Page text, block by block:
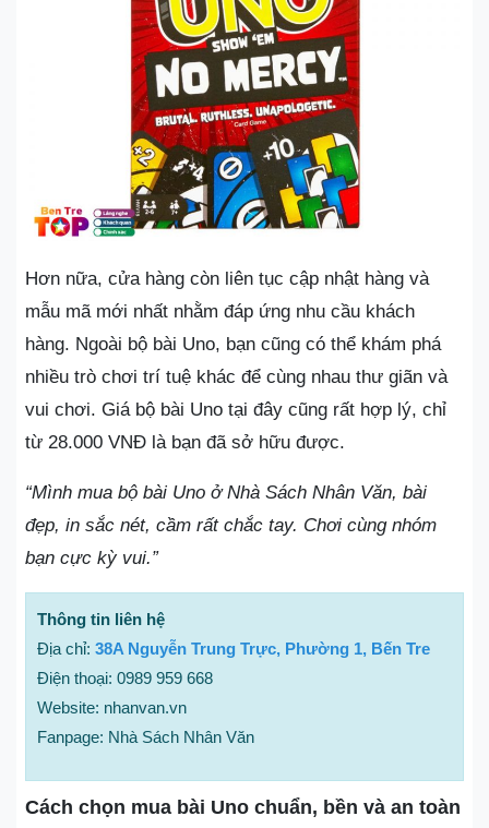
Hơn nữa, cửa hàng còn liên tục cập nhật hàng và
mẫu mã mới nhất nhằm đáp ứng nhu cầu khách
hàng. Ngoài bộ bài Uno, bạn cũng có thể khám phá
nhiều trò chơi trí tuệ khác để cùng nhau thư giãn và
vui chơi. Giá bộ bài Uno tại đây cũng rất hợp lý, chỉ
từ 28.000 VNĐ là bạn đã sở hữu được.
“Mình mua bộ bài Uno ở Nhà Sách Nhân Văn, bài
đẹp, in sắc nét, cầm rất chắc tay. Chơi cùng nhóm
bạn cực kỳ vui.”
Thông tin liên hệ
Địa chỉ: 38A Nguyễn Trung Trực, Phường 1, Bến Tre
Điện thoại: 0989 959 668
Website: nhanvan.vn
Fanpage: Nhà Sách Nhân Văn
Cách chọn mua bài Uno chuẩn, bền và an toàn